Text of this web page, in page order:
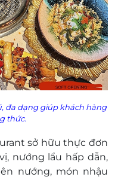
đa dạng giúp khách hàng
thức.
sở hữu thực đơn
nướng lẩu hấp dẫn,
nướng, món nhậu